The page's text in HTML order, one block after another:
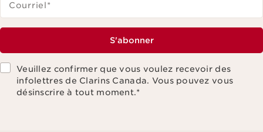
Courriel*
S'abonner
Veuillez confirmer que vous voulez recevoir des
infolettres de Clarins Canada. Vous pouvez vous
désinscrire à tout moment.*